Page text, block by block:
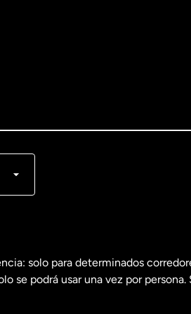
English
solo para determinados
se podrá usar una vez por